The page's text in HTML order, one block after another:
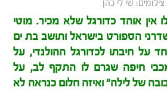
צילומים: שי לי כהן
אוהד כדורגל שלא מכיר. מוטי
הספורט בישראל ותושב בת ים
על חיבתו לכדורגל ההולנדי, על
חיפה שגרם לו התקף לב, על
של לילה" ואיזה חלום כנראה לא